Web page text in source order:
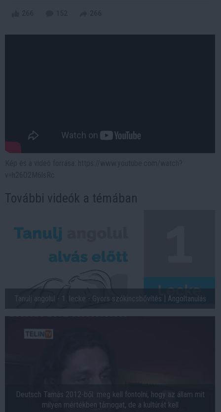
További videók a témában
Tanulj angolul - 1. lecke - Gyors szókincsbővítés | Angoltanulás
Deutsch Tamás 2012-ből: meg kell fontolni, hogy az állam mit
milyen mértékben támogat, de a kultúrát kell